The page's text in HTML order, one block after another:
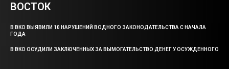
ВОСТОК
В ВКО ВЫЯВИЛИ 10 НАРУШЕНИЙ ВОДНОГО ЗАКОНОДАТЕЛЬСТВА С НАЧАЛА
ГОДА
В ВКО ОСУДИЛИ ЗАКЛЮЧЕННЫХ ЗА ВЫМОГАТЕЛЬСТВО ДЕНЕГ У ОСУЖДЕННОГО